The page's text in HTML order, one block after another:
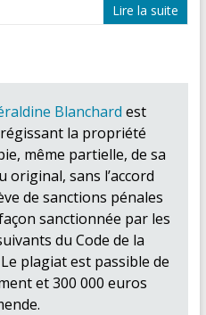
Lire la suite
Blanchard est
la propriété
même partielle, de sa
sans l’accord
de sanctions pénales
sanctionnée par les
du Code de la
plagiat est passible de
et 300 000 euros